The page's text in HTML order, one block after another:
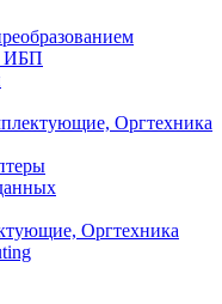
ИБП
Оргтехника
Оргтехника